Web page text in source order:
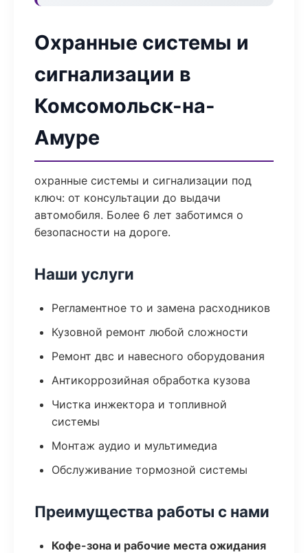
Охранные системы и
сигнализации в
Комсомольск-на-
Амуре
охранные системы и сигнализации под
ключ: от консультации до выдачи
автомобиля. Более 6 лет заботимся о
безопасности на дороге.
Наши услуги
Регламентное то и замена расходников
Кузовной ремонт любой сложности
Ремонт двс и навесного оборудования
Антикоррозийная обработка кузова
Чистка инжектора и топливной
системы
Монтаж аудио и мультимедиа
Обслуживание тормозной системы
Преимущества работы с нами
Кофе-зона и рабочие места ожидания